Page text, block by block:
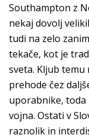
Southampton z
nekaj dovolj
tudi na zelo
tekače, kot je
sveta. Kljub
prehode čez
uporabnike, toda
vojna. Ostati v
raznolik in